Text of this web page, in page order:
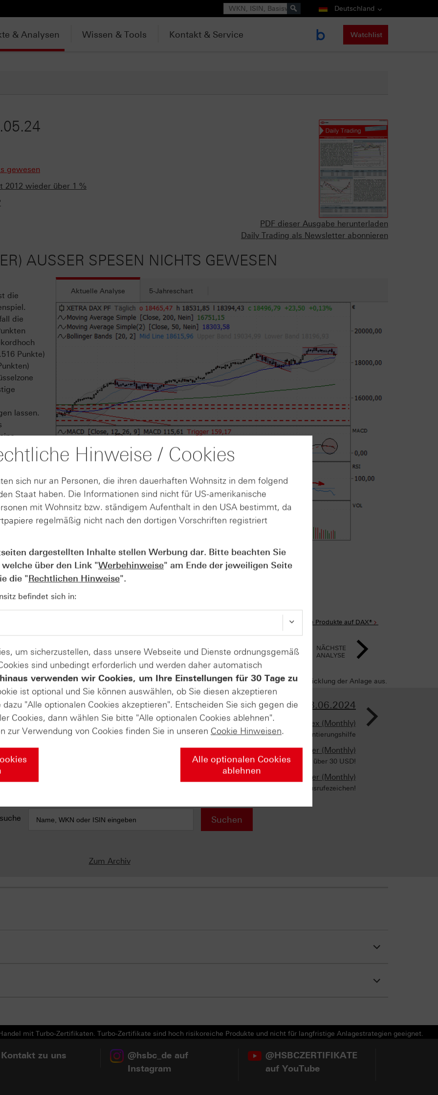
Suche Deutschland
& Analysen Wissen & Tools Kontakt & Service Watchlist
PDF dieser Ausgabe herunterladen
Daily Trading als Newsletter abonnieren
gewesen
2012 wieder über 1 %
AUSSER SPESEN NICHTS GEWESEN
Aktuelle Analyse 5-Jahreschart
Quelle: Refinitiv, tradesignal² / 5-Jahreschart im Anhang
die
die
Punkte)
lassen.
die
ein
Individual
Die Bullen
Alle Produkte auf DAX®
NÄCHSTE
ANALYSE
anfallen) sind in der Darstellung nicht berücksichtigt und wirken sich negativ auf die Wertentwicklung der Anlage aus.
>
kennen!
AUSGABE VOM 03.06.2024
DAX®-Kursindex (Monthly)
Eine zusätzliche Orientierungshilfe
Silber (Monthly)
Monatsschluss über 30 USD!
Pan American Silver (Monthly)
Ein echtes Ausrufezeichen!
AUSGABE VOM 31.05.2024
DAX® (Daily)
Q2: (Bisher) außer Spesen nichts gewesen
Suchen
Zum Archiv
mit Turbo-Zertifikaten. Turbo-Zertifikate sind hoch risikoreiche Produkte und nicht für langfristige Anlagestrategien geeignet.
zu uns
@hsbc_de auf
Instagram
@HSBCZERTIFIKATE
auf YouTube
Hinweise / Cookies
sich nur an Personen, die ihren dauerhaften Wohnsitz in dem folgend
Staat haben. Die Informationen sind nicht für US-amerikanische
mit Wohnsitz bzw. ständigem Aufenthalt in den USA bestimmt, da
regelmäßig nicht nach den dortigen Vorschriften registriert
dargestellten Inhalte stellen Werbung dar. Bitte beachten Sie
über den Link "Werbehinweise" am Ende der jeweiligen Seite
die "Rechtlichen Hinweise".
befindet sich in:
um sicherzustellen, dass unsere Webseite und Dienste ordnungsgemäß
sind unbedingt erforderlich und werden daher automatisch
verwenden wir Cookies, um Ihre Einstellungen für 30 Tage zu
ist optional und Sie können auswählen, ob Sie diesen akzeptieren
"Alle optionalen Cookies akzeptieren". Entscheiden Sie sich gegen die
Cookies, dann wählen Sie bitte "Alle optionalen Cookies ablehnen".
zur Verwendung von Cookies finden Sie in unseren Cookie Hinweisen.
Alle optionalen Cookies
ablehnen